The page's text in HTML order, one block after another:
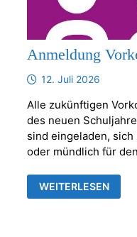
Anmeldung
12. Juli 2026
Alle zukünftigen
des neuen
sind eingeladen,
oder mündlich für
ANMELDUNG
VORKONFIRMANDEN
WEITERLESEN